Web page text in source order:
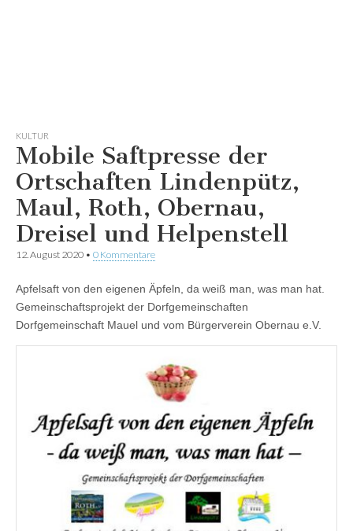
KULTUR
Mobile Saftpresse der
Ortschaften Lindenpütz,
Maul, Roth, Obernau,
Dreisel und Helpenstell
12. August 2020 • 0 Kommentare
Apfelsaft von den eigenen Äpfeln, da weiß man, was man hat.
Gemeinschaftsprojekt der Dorfgemeinschaften
Dorfgemeinschaft Mauel und vom Bürgerverein Obernau e.V.